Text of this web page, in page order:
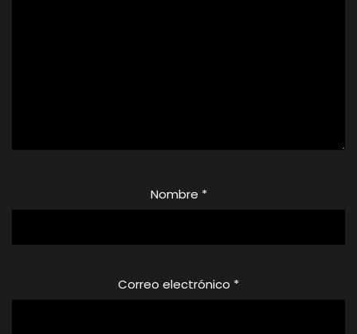
Nombre *
Correo electrónico *